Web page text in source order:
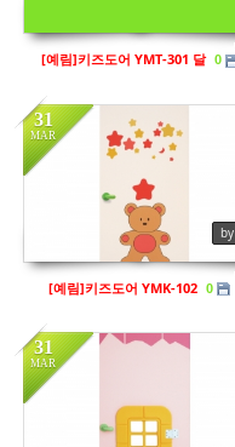
[예림]키즈도어 YMT-301 달 0
31
MAR
by
[예림]키즈도어 YMK-102 0
31
MAR
키즈도어